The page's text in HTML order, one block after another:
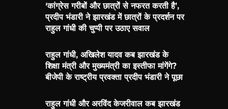
‘कांग्रेस गरीबों और छात्रों से नफरत करती है’,
प्रदीप भंडारी ने झारखंड में छात्रों के प्रदर्शन पर
राहुल गांधी की चुप्पी पर उठाए सवाल
राहुल गांधी, अखिलेश यादव कब झारखंड के
शिक्षा मंत्री और मुख्यमंत्री का इस्तीफा मांगेंगे?
बीजेपी के राष्ट्रीय प्रवक्ता प्रदीप भंडारी ने पूछा
राहुल गांधी और अरविंद केजरीवाल कब झारखंड